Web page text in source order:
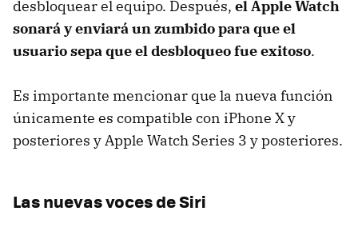
desbloquear el equipo. Después, el Apple Watch
sonará y enviará un zumbido para que el
usuario sepa que el desbloqueo fue exitoso.
Es importante mencionar que la nueva función
únicamente es compatible con iPhone X y
posteriores y Apple Watch Series 3 y posteriores.
Las nuevas voces de Siri